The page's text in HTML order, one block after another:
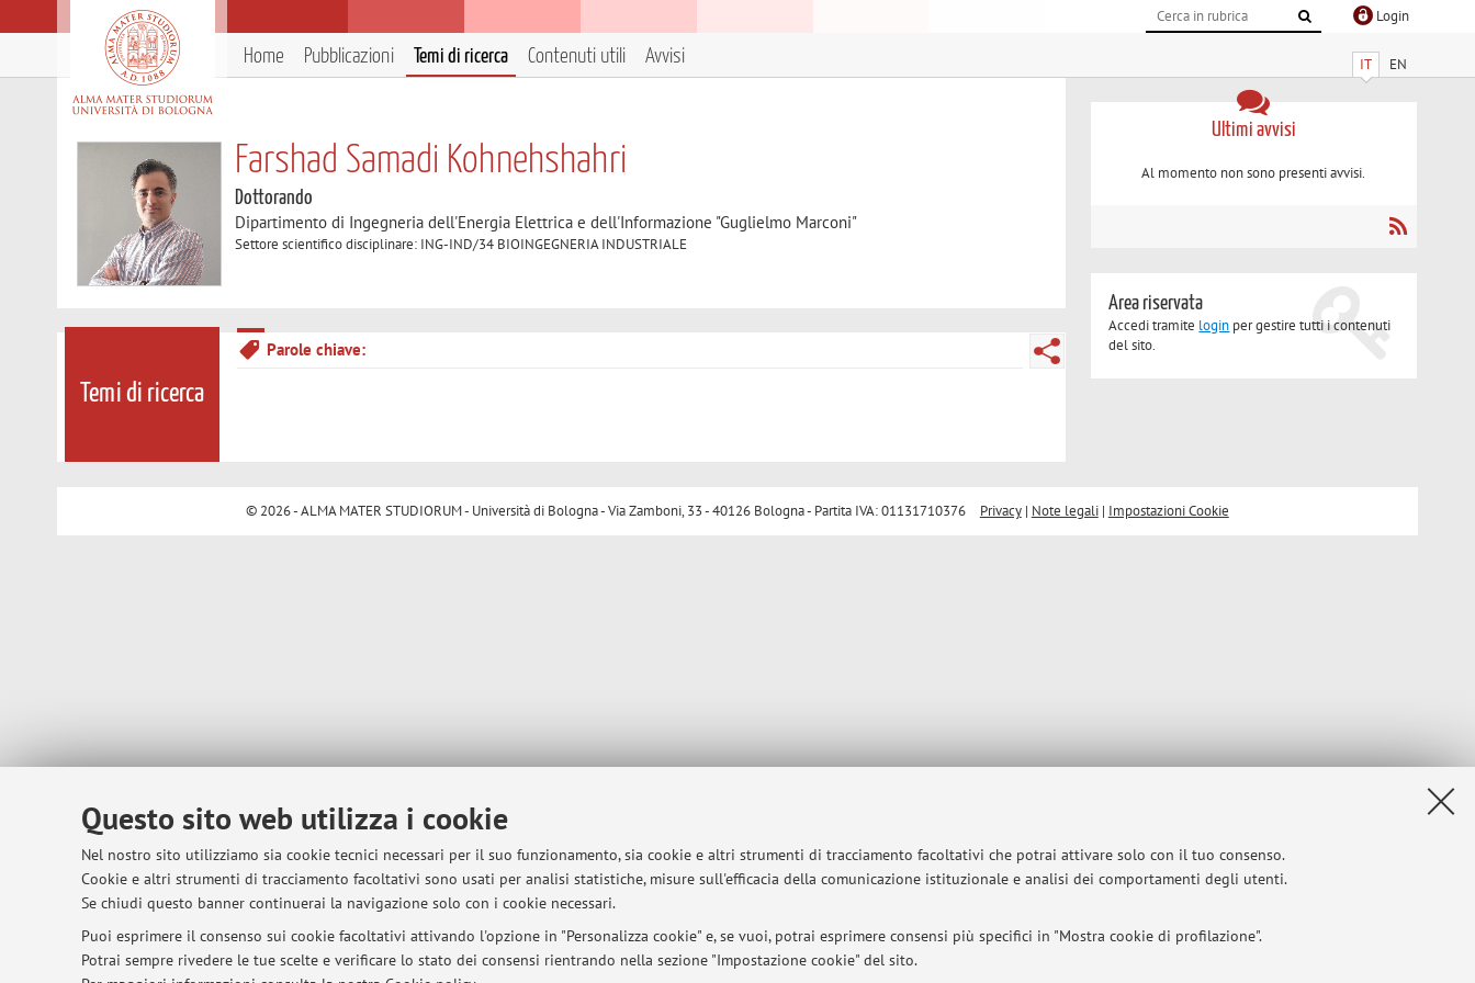
Questo sito web utilizza i cookie
Nel nostro sito utilizziamo sia cookie tecnici necessari per il suo funzionamento, sia cookie e altri strumenti di tracciamento facoltativi che potrai attivare solo con il tuo consenso.
Cookie e altri strumenti di tracciamento facoltativi sono usati per analisi statistiche, misure sull'efficacia della comunicazione istituzionale e analisi dei comportamenti degli utenti.
Se chiudi questo banner continuerai la navigazione solo con i cookie necessari.
Puoi esprimere il consenso sui cookie facoltativi attivando l'opzione in "Personalizza cookie" e, se vuoi, potrai esprimere consensi più specifici in "Mostra cookie di profilazione".
Potrai sempre rivedere le tue scelte e verificare lo stato dei consensi rientrando nella sezione "Impostazione cookie" del sito.
Login
IT EN
Home Pubblicazioni Temi di ricerca Contenuti utili Avvisi
Farshad Samadi Kohnehshahri
Dottorando
Dipartimento di Ingegneria dell'Energia Elettrica e dell'Informazione "Guglielmo Marconi"
Settore scientifico disciplinare: ING-IND/34 BIOINGEGNERIA INDUSTRIALE
Temi di ricerca
Parole chiave:
Ultimi avvisi
Al momento non sono presenti avvisi.
Area riservata
Accedi tramite login per gestire tutti i contenuti
del sito.
© 2026 - ALMA MATER STUDIORUM - Università di Bologna - Via Zamboni, 33 - 40126 Bologna - Partita IVA: 01131710376 Privacy| Note legali| Impostazioni Cookie